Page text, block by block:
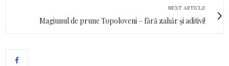
NEXT ARTICLE
Magiunul de prune Topoloveni – fără zahăr și aditivi!